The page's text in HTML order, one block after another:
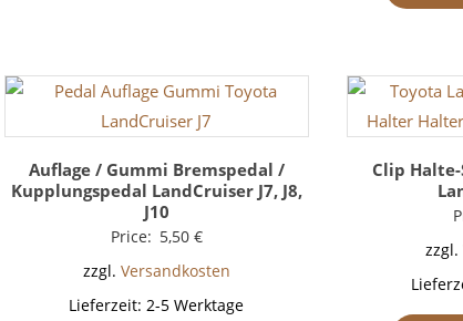
Auflage / Gummi Bremspedal /
Kupplungspedal LandCruiser J7, J8,
J10
Price: 5,50 €
zzgl. Versandkosten
Lieferzeit:2-5 Werktage
Clip
zzgl.